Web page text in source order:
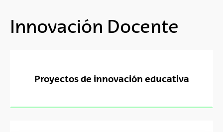
Innovación Docente
Proyectos de innovación educativa